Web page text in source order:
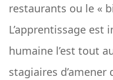
restaurants ou le «
L’apprentissage est
humaine l’est tout
stagiaires